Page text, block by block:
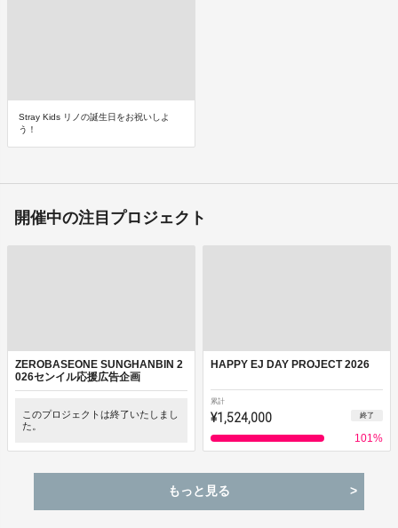
Stray Kids リノの誕生日をお祝いしよ
う！
開催中の注目プロジェクト
ZEROBASEONE SUNGHANBIN 2
026センイル応援広告企画
このプロジェクトは終了いたしまし
た。
HAPPY EJ DAY PROJECT 2026
累計
¥1,524,000 終了
101%
もっと見る